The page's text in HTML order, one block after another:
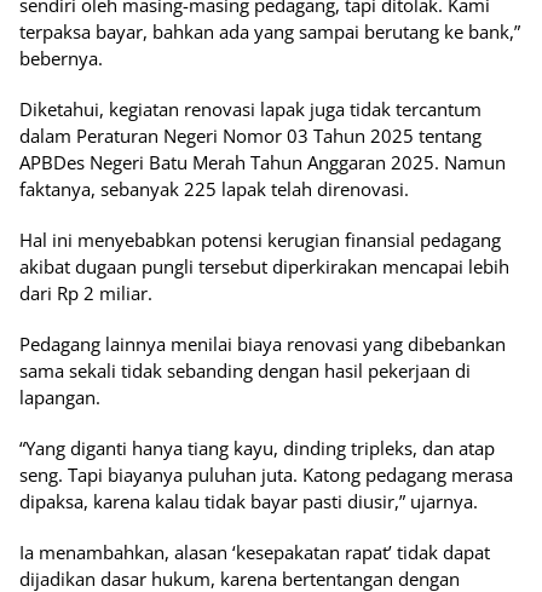
sendiri oleh masing-masing pedagang, tapi ditolak. Kami
terpaksa bayar, bahkan ada yang sampai berutang ke bank,”
bebernya.
Diketahui, kegiatan renovasi lapak juga tidak tercantum
dalam Peraturan Negeri Nomor 03 Tahun 2025 tentang
APBDes Negeri Batu Merah Tahun Anggaran 2025. Namun
faktanya, sebanyak 225 lapak telah direnovasi.
Hal ini menyebabkan potensi kerugian finansial pedagang
akibat dugaan pungli tersebut diperkirakan mencapai lebih
dari Rp 2 miliar.
Pedagang lainnya menilai biaya renovasi yang dibebankan
sama sekali tidak sebanding dengan hasil pekerjaan di
lapangan.
“Yang diganti hanya tiang kayu, dinding tripleks, dan atap
seng. Tapi biayanya puluhan juta. Katong pedagang merasa
dipaksa, karena kalau tidak bayar pasti diusir,” ujarnya.
Ia menambahkan, alasan ‘kesepakatan rapat’ tidak dapat
dijadikan dasar hukum, karena bertentangan dengan